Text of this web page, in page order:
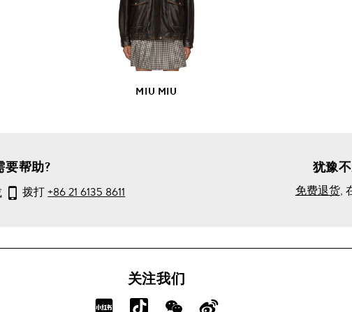
MIU MIU
产
品
详
情
要帮助?
拨打+86 21 6135 8611
犹豫
免费退货,
关注我们